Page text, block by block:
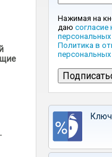
Нажимая на
даю согласие
Политика в